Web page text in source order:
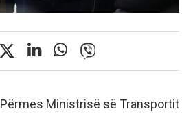
Përmes Ministrisë së Transportit